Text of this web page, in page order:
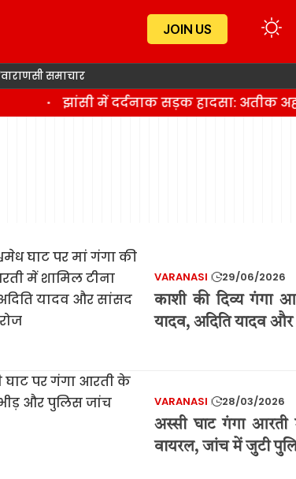
JOIN US
वाराणसी समाचार
झांसी में दर्दनाक सड़क हादसा: अतीक
VARANASI 29/06/2026
काशी की दिव्य गंगा
यादव, अदिति यादव और
VARANASI 28/03/2026
अस्सी घाट गंगा
वायरल, जांच में जुटी